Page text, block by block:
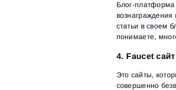
Блог-платформа
вознаграждения
статьи в своем
понимаете,
4. Faucet
Это сайты,
совершенно